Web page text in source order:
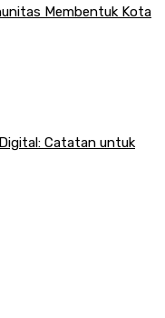
Membentuk Kota
Catatan untuk